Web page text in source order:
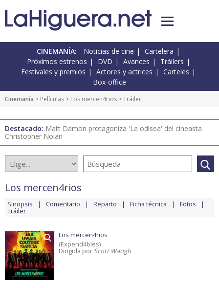
CINEMANÍA: Noticias de cine
Cartelera
Próximos estrenos
DVD Avances
Tráilers
Festivales y premios
Actores y actrices
Carteles
Box-office
Cinemanía > Películas > Los mercen4rios > Tráiler
Destacado: Matt Damon protagoniza 'La odisea' del cineasta
Christopher Nolan
Los mercen4rios
Sinopsis Comentario Reparto Ficha técnica Fotos
Tráiler
Los mercen4rios
(Expend4bles)
Dirigida por Scott Waugh